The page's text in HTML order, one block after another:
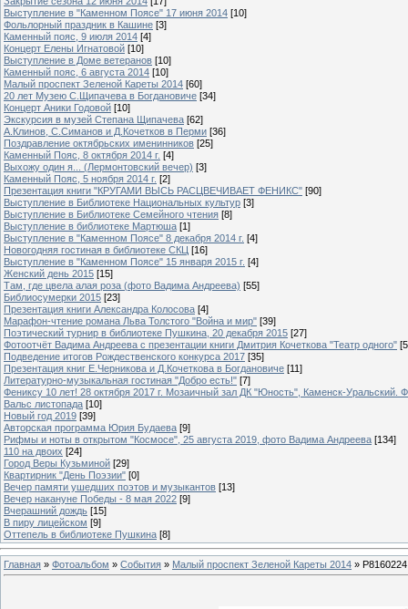
Выступление в "Каменном Поясе" 17 июня 2014 [10]
Фольлорный праздник в Кашине [3]
Каменный пояс, 9 июля 2014 [4]
Концерт Елены Игнатовой [10]
Выступление в Доме ветеранов [10]
Каменный пояс, 6 августа 2014 [10]
Малый проспект Зеленой Кареты 2014 [60]
20 лет Музею С.Щипачева в Богдановиче [34]
Концерт Аники Годовой [10]
Экскурсия в музей Степана Щипачева [62]
А.Клинов, С.Симанов и Д.Кочетков в Перми [36]
Поздравление октябрьских именинников [25]
Каменный Пояс, 8 октября 2014 г. [4]
Выхожу один я... (Лермонтовский вечер) [3]
Каменный Пояс, 5 ноября 2014 г. [2]
Презентация книги "КРУГАМИ ВЫСЬ РАСЦВЕЧИВАЕТ ФЕНИКС" [90]
Выступление в Библиотеке Национальных культур [3]
Выступление в Библиотеке Семейного чтения [8]
Выступление в библиотеке Мартюша [1]
Выступление в "Каменном Поясе" 8 декабря 2014 г. [4]
Новогодняя гостиная в библиотеке СКЦ [16]
Выступление в "Каменном Поясе" 15 января 2015 г. [4]
Женский день 2015 [15]
Там, где цвела алая роза (фото Вадима Андреева) [55]
Библиосумерки 2015 [23]
Презентация книги Александра Колосова [4]
Марафон-чтение романа Льва Толстого "Война и мир" [39]
Поэтический турнир в библиотеке Пушкина, 20 декабря 2015 [27]
Фотоотчёт Вадима Андреева с презентации книги Дмитрия Кочеткова "Театр одного"
Подведение итогов Рождественского конкурса 2017 [35]
Презентация книг Е.Черникова и Д.Кочеткова в Богдановиче [11]
Литературно-музыкальная гостиная "Добро есть!" [7]
Фениксу 10 лет! 28 октября 2017 г. Мозаичный зал ДК "Юность", Каменск-Уральский.
Вальс листопада [10]
Новый год 2019 [39]
Авторская программа Юрия Будаева [9]
Рифмы и ноты в открытом "Космосе", 25 августа 2019, фото Вадима Андреева [134]
110 на двоих [24]
Город Веры Кузьминой [29]
Квартирник "День Поэзии" [0]
Вечер памяти ушедших поэтов и музыкантов [13]
Вечер накануне Победы - 8 мая 2022 [9]
Вчерашний дождь [15]
В пиру лицейском [9]
Оттепель в библиотеке Пушкина [8]
Главная » Фотоальбом » События » Малый проспект Зеленой Кареты 2014 » P8160224